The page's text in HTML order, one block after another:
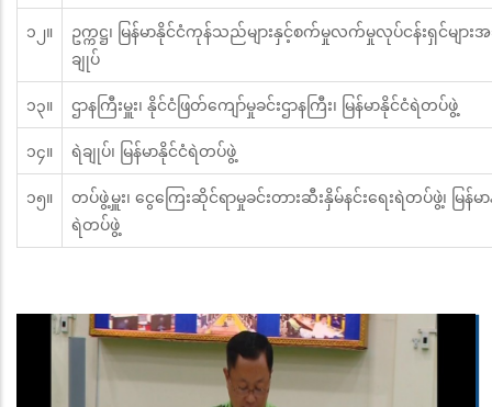
၁၂။
ဥက္ကဋ္ဌ၊ မြန်မာနိုင်ငံကုန်သည်များနှင့်စက်မှုလက်မှုလုပ်ငန်းရှင်များ
ချုပ်
၁၃။ ဌာနကြီးမှူး၊ နိုင်ငံဖြတ်ကျော်မှုခင်းဌာနကြီး၊ မြန်မာနိုင်ငံရဲတပ်ဖွဲ့
၁၄။ ရဲချုပ်၊ မြန်မာနိုင်ငံရဲတပ်ဖွဲ့
၁၅။
တပ်ဖွဲ့မှူး၊ ငွေကြေးဆိုင်ရာမှုခင်းတားဆီးနှိမ်နင်းရေးရဲတပ်ဖွဲ့၊ မြန်မ
ရဲတပ်ဖွဲ့